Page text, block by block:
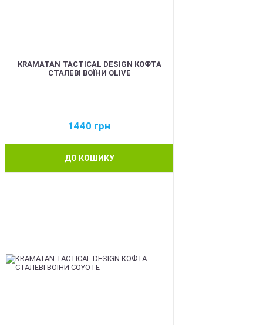
KRAMATAN TACTICAL DESIGN КОФТА
СТАЛЕВІ ВОЇНИ OLIVE
1440 грн
ДО КОШИКУ